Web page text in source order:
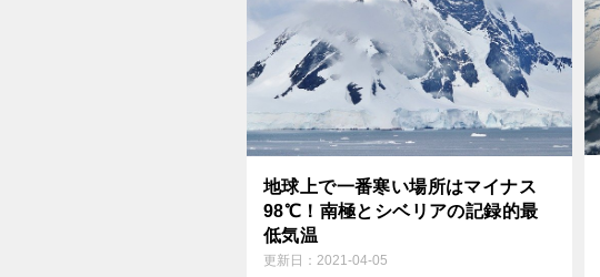
地球上で一番寒い場所はマイナス
98℃！南極とシベリアの記録的最
低気温
更新日： 2021-04-05